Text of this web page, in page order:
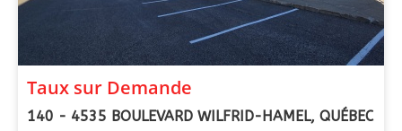
Taux sur Demande
140 - 4535 BOULEVARD WILFRID-HAMEL, QUÉBEC